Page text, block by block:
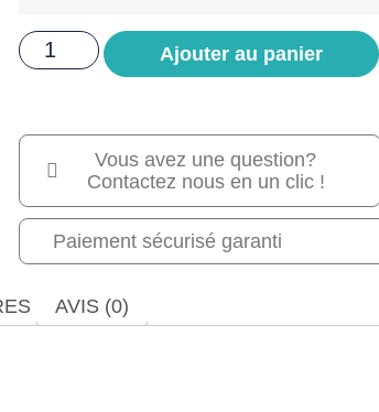
Ajouter au panier
Vous avez une question?
Contactez nous en un clic !
Paiement sécurisé garanti
AVIS (0)